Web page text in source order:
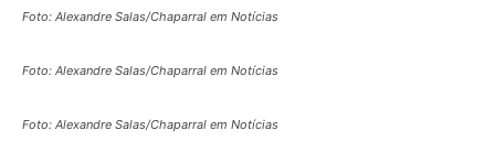
Foto: Alexandre Salas/Chaparral em Notícias
Foto: Alexandre Salas/Chaparral em Notícias
Foto: Alexandre Salas/Chaparral em Notícias